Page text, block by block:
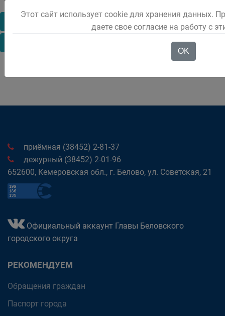
Апрель Май
приёмная (38452) 2-81-37
дежурный (38452) 2-01-96
652600, Кемеровская обл., г. Белово, ул. Советская, 21
Официальный аккаунт Главы Беловского
городского округа
РЕКОМЕНДУЕМ
Обращения граждан
Паспорт города
Этот сайт использует cookie для хранения данных.
даете свое согласие на работу с
OK